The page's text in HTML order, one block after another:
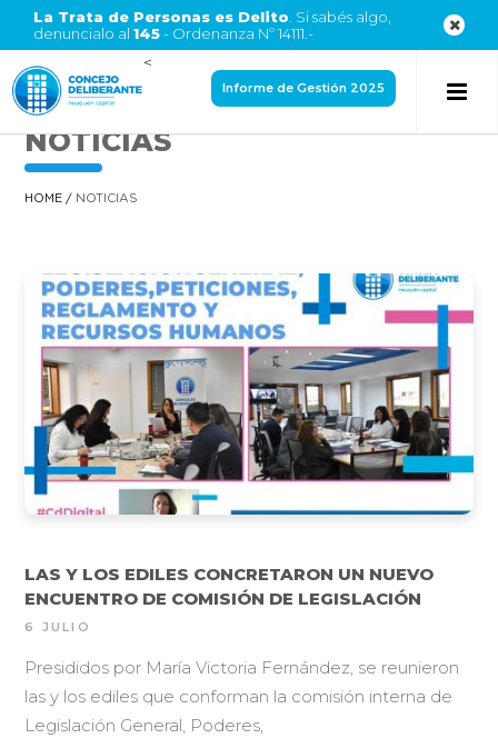
La Trata de Personas es Delito . Si sabés algo,
denuncialo al 145- Ordenanza Nº 14111.-
<
Informe de Gestión 2025
NOTICIAS
HOME / NOTICIAS
LAS Y LOS EDILES CONCRETARON UN NUEVO
ENCUENTRO DE COMISIÓN DE LEGISLACIÓN
6 JULIO
Presididos por María Victoria Fernández, se reunieron
las y los ediles que conforman la comisión interna de
Legislación General, Poderes,